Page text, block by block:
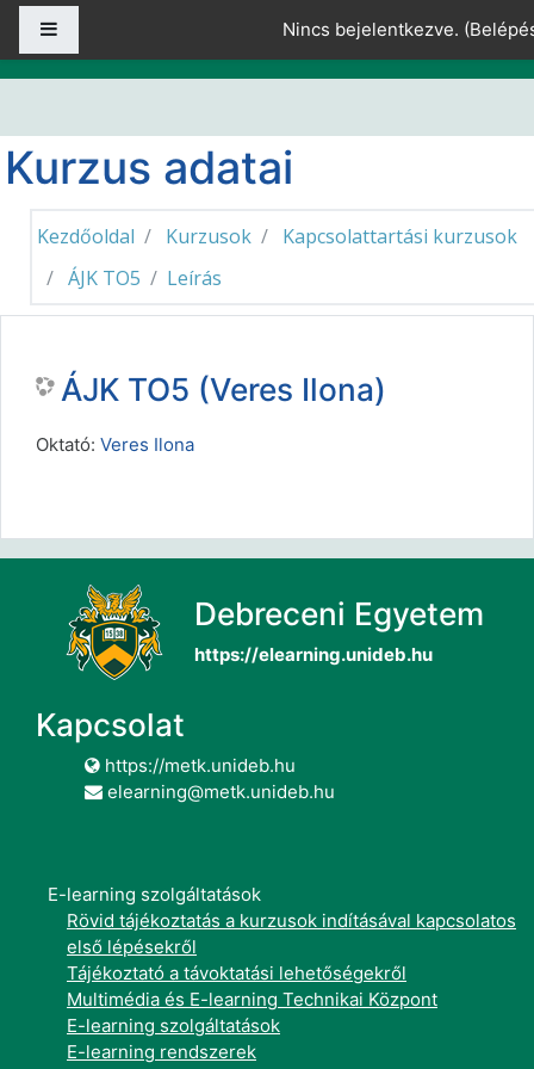
Tovább a fő tartalomhoz
Nincs bejelentkezve. (
Kurzus adatai
Kezdőoldal Kurzusok
Kapcsolattartási kurzusok
ÁJK TO5
Leírás
ÁJK TO5 (Veres Ilona)
Oktató: Veres Ilona
Debreceni Egyetem
https://elearning.unideb.hu
Kapcsolat
https://metk.unideb.hu
elearning@metk.unideb.hu
E-learning szolgáltatások
Rövid tájékoztatás a kurzusok indításával kapcsolatos
első lépésekről
Tájékoztató a távoktatási lehetőségekről
Multimédia és E-learning Technikai Központ
E-learning szolgáltatások
E-learning rendszerek